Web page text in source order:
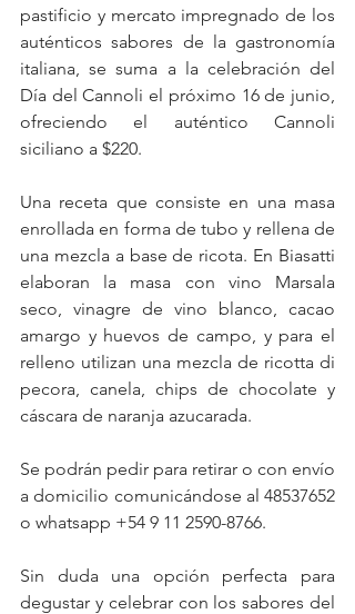
pastificio y mercato impregnado de los
auténticos sabores de la gastronomía
italiana, se suma a la celebración del
Día del Cannoli el próximo 16 de junio,
ofreciendo el auténtico Cannoli
siciliano a $220.
Una receta que consiste en una masa
enrollada en forma de tubo y rellena de
una mezcla a base de ricota. En Biasatti
elaboran la masa con vino Marsala
seco, vinagre de vino blanco, cacao
amargo y huevos de campo, y para el
relleno utilizan una mezcla de ricotta di
pecora, canela, chips de chocolate y
cáscara de naranja azucarada.
Se podrán pedir para retirar o con envío
a domicilio comunicándose al 48537652
o whatsapp +54 9 11 2590-8766.
Sin duda una opción perfecta para
degustar y celebrar con los sabores del